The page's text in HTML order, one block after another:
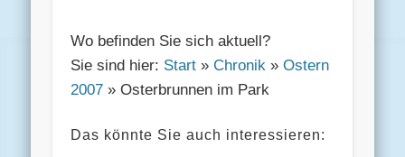
Wo befinden Sie sich aktuell?
Sie sind hier: Start »Chronik»Ostern
2007 » Osterbrunnen im Park
Das könnte Sie auch interessieren: